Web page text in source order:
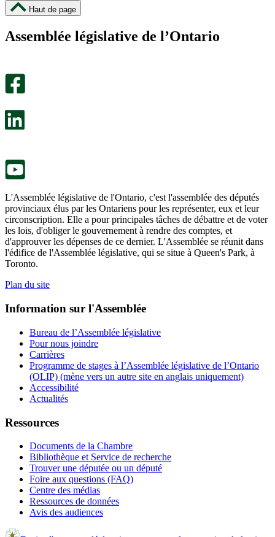
été
m’a
Haut de page
Assemblée législative de l’Ontario
L'Assemblée législative de l'Ontario, c'est l'assemblée des députés
provinciaux élus par les Ontariens pour les représenter, eux et leur
circonscription. Elle a pour principales tâches de débattre et de voter
les lois, d'obliger le gouvernement à rendre des comptes, et
d'approuver les dépenses de ce dernier. L'Assemblée se réunit dans
l'édifice de l'Assemblée législative, qui se situe à Queen's Park, à
Toronto.
Plan du site
Information sur l'Assemblée
Bureau de l’Assemblée législative
Pour nous joindre
Carrières
Programme de stages à l’Assemblée législative de l’Ontario
(OLIP) (mène vers un autre site en anglais uniquement)
Accessibilité
Actualités
Ressources
Documents de la Chambre
Bibliothèque et Service de recherche
Trouver une députée ou un député
Foire aux questions (FAQ)
Centre des médias
Ressources de données
Avis des audiences